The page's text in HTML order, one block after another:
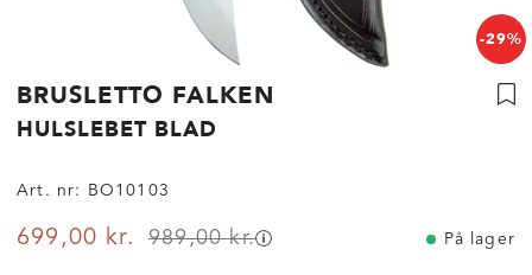
-29%
BRUSLETTO FALKEN
HULSLEBET BLAD
Art. nr: BO10103
699,00 kr. 989,00 kr. På lager